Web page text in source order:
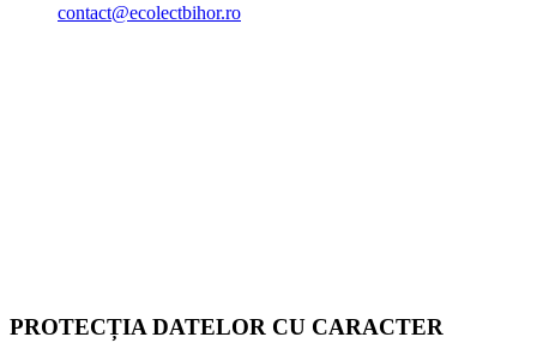
contact@ecolectbihor.ro
PROTECȚIA DATELOR CU CARACTER